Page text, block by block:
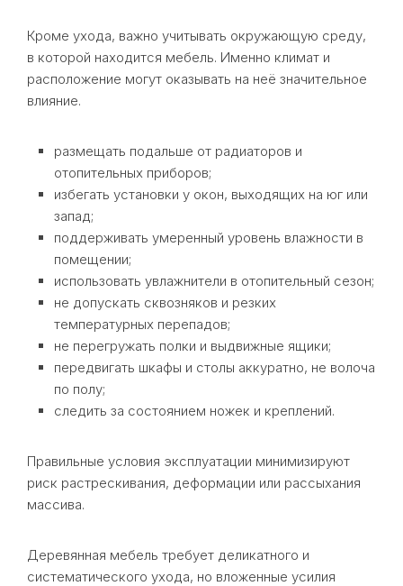
Кроме ухода, важно учитывать окружающую среду,
в которой находится мебель. Именно климат и
расположение могут оказывать на неё значительное
влияние.
размещать подальше от радиаторов и
отопительных приборов;
избегать установки у окон, выходящих на юг или
запад;
поддерживать умеренный уровень влажности в
помещении;
использовать увлажнители в отопительный сезон;
не допускать сквозняков и резких
температурных перепадов;
не перегружать полки и выдвижные ящики;
передвигать шкафы и столы аккуратно, не волоча
по полу;
следить за состоянием ножек и креплений.
Правильные условия эксплуатации минимизируют
риск растрескивания, деформации или рассыхания
массива.
Деревянная мебель требует деликатного и
систематического ухода, но вложенные усилия